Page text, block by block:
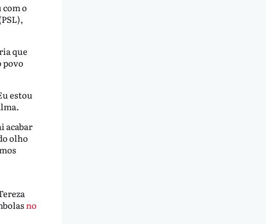
o
que
povo
estou
acabar
olho
no